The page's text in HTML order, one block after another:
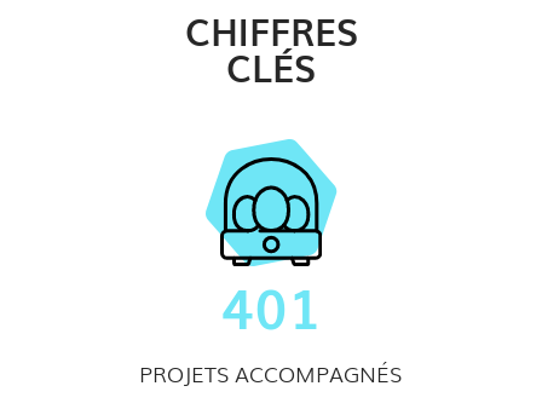
CHIFFRES
CLÉS
401
PROJETS ACCOMPAGNÉS